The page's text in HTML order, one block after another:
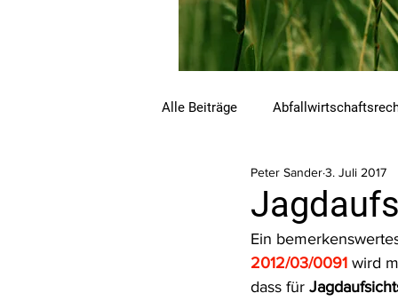
Alle Beiträge
Beihilfen und Förderungen
Luftreinhalterecht
Peter Sander3. Juli 2017
Ein
2012/03/0091 wird
dass für